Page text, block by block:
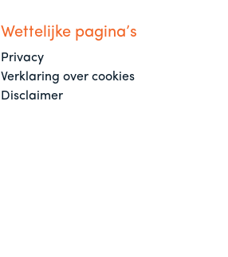
Wettelijke pagina’s
Privacy
Verklaring over cookies
Disclaimer